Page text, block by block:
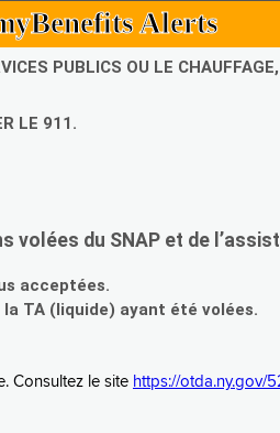
Alerts
PUBLICS OU LE
LE 911.
du SNAP et de
acceptées.
TA (liquide) ayant été volées.
Consultez le site https://otda.ny.gov/